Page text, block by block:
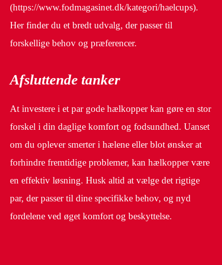
(https://www.fodmagasinet.dk/kategori/haelcups).
Her finder du et bredt udvalg, der passer til
forskellige behov og præferencer.
Afsluttende tanker
At investere i et par gode hælkopper kan gøre en stor
forskel i din daglige komfort og fodsundhed. Uanset
om du oplever smerter i hælene eller blot ønsker at
forhindre fremtidige problemer, kan hælkopper være
en effektiv løsning. Husk altid at vælge det rigtige
par, der passer til dine specifikke behov, og nyd
fordelene ved øget komfort og beskyttelse.